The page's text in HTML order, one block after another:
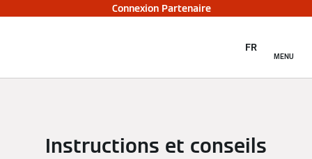
Connexion Partenaire
MENU
FR
Instructions et conseils